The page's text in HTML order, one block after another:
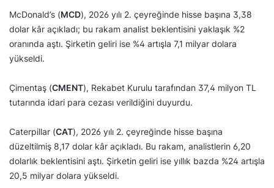
McDonald’s (MCD), 2026 yılı 2. çeyreğinde hisse başına 3,38
dolar kâr açıkladı; bu rakam analist beklentisini yaklaşık %2
oranında aştı. Şirketin geliri ise %4 artışla 7,1 milyar dolara
yükseldi.
Çimentaş (CMENT), Rekabet Kurulu tarafından 37,4 milyon TL
tutarında idari para cezası verildiğini duyurdu.
Caterpillar (CAT), 2026 yılı 2. çeyreğinde hisse başına
düzeltilmiş 8,17 dolar kâr açıkladı. Bu rakam, analistlerin 6,20
dolarlık beklentisini aştı. Şirketin geliri ise yıllık bazda %24 artışla
20,5 milyar dolara yükseldi.